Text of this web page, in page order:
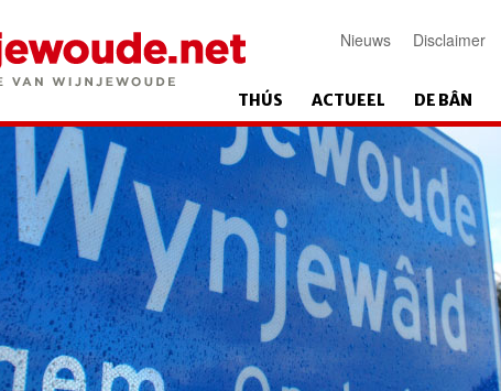
Nieuws Disclaimer
THÚS ACTUEEL DE BÂN